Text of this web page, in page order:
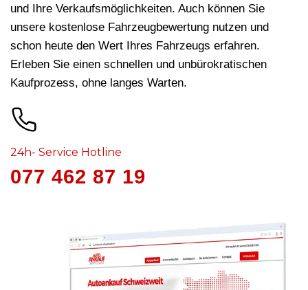
und Ihre Verkaufsmöglichkeiten. Auch können Sie
unsere kostenlose Fahrzeugbewertung nutzen und
schon heute den Wert Ihres Fahrzeugs erfahren.
Erleben Sie einen schnellen und unbürokratischen
Kaufprozess, ohne langes Warten.
24h- Service Hotline
077 462 87 19